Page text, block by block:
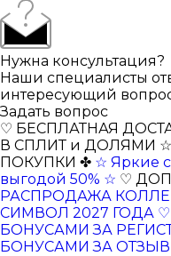
Нужна консультация?
Наши специалисты
интересующий
Задать вопрос
♡ БЕСПЛАТНАЯ
В СПЛИТ и ДОЛЯМИ ☆
ПОКУПКИ ✤ ☆ Яркие
выгодой 50% ☆ ♡
РАСПРОДАЖА
СИМВОЛ 2027 ГОДА ♡
БОНУСАМИ ЗА
БОНУСАМИ ЗА